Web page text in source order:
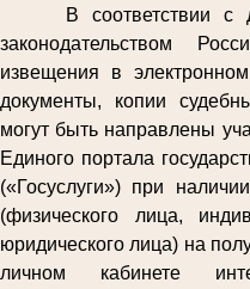
В соответствии с
законодательством
извещения в
документы, копии
могут быть направлены
Единого портала
(«Госуслуги») при
(физического лица,
юридического лица) на
личном кабинете